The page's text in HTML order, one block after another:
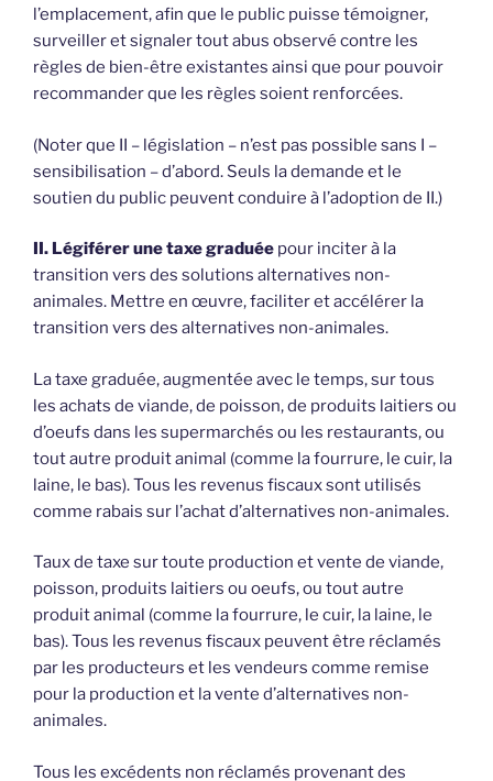
l’emplacement, afin que le public puisse témoigner,
surveiller et signaler tout abus observé contre les
règles de bien-être existantes ainsi que pour pouvoir
recommander que les règles soient renforcées.
(Noter que II – législation – n’est pas possible sans I –
sensibilisation – d’abord. Seuls la demande et le
soutien du public peuvent conduire à l’adoption de II.)
II. Légiférer une taxe graduée pour inciter à la
transition vers des solutions alternatives non-
animales. Mettre en œuvre, faciliter et accélérer la
transition vers des alternatives non-animales.
La taxe graduée, augmentée avec le temps, sur tous
les achats de viande, de poisson, de produits laitiers ou
d’oeufs dans les supermarchés ou les restaurants, ou
tout autre produit animal (comme la fourrure, le cuir, la
laine, le bas). Tous les revenus fiscaux sont utilisés
comme rabais sur l’achat d’alternatives non-animales.
Taux de taxe sur toute production et vente de viande,
poisson, produits laitiers ou oeufs, ou tout autre
produit animal (comme la fourrure, le cuir, la laine, le
bas). Tous les revenus fiscaux peuvent être réclamés
par les producteurs et les vendeurs comme remise
pour la production et la vente d’alternatives non-
animales.
Tous les excédents non réclamés provenant des